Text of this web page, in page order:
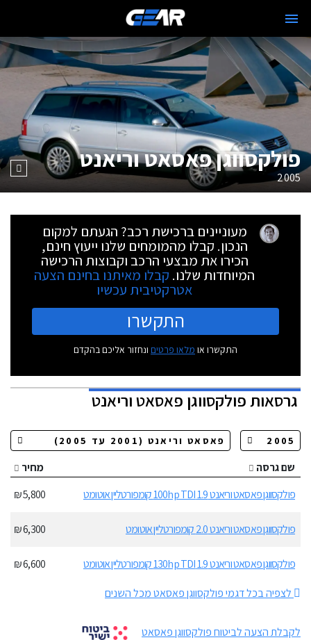
פולקסווגן פאסאט וריאנט
2005
מעוניינים ברכישת רכב? הגעתם למקום
הנכון. קבלו מהמומחים שלנו ייעוץ חינם,
הכירו את מבצעי הרכב וקבוצות הרכישה
המיוחדות שלנו. קבלו מאיתנו בחינם הצעה
אטרקטיבית עכשיו
התקשרו
התקשרו או מלאו פרטים ונחזור אליכם בהקדם
גרסאותפולקסווגן פאסאט וריאנט
שם גרסה
מחיר
פולקסווגן פאסאט וריאנט 1.9 100hp TDI קומפורטליין אוטומט
5,800 ₪
פולקסווגן פאסאט וריאנט 2.0 קומפורטליין אוטומט 6,300 ₪
פולקסווגן פאסאט וריאנט 1.9 130hp TDI קומפורטליין אוטומט
6,600 ₪
לצפיה בכל דגמי פולקסווגן פאסאט מכל השנים
לקבלת הצעה לביטוח פולקסווגן פאסאט